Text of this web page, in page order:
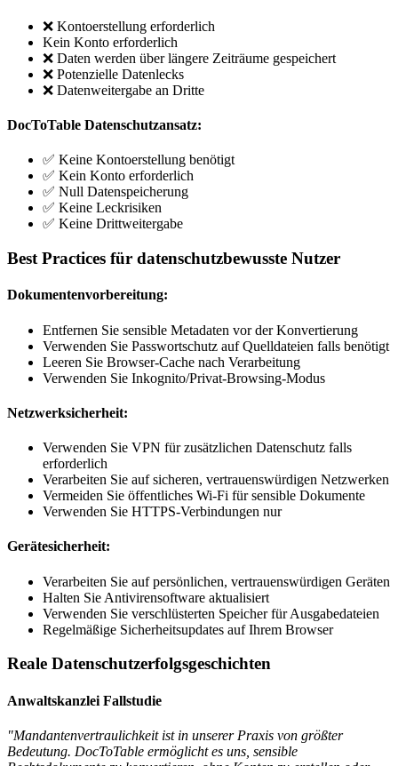
❌ Kontoerstellung erforderlich
Kein Konto erforderlich
❌ Daten werden über längere Zeiträume gespeichert
❌ Potenzielle Datenlecks
❌ Datenweitergabe an Dritte
DocToTable Datenschutzansatz:
✅ Keine Kontoerstellung benötigt
✅ Kein Konto erforderlich
✅ Null Datenspeicherung
✅ Keine Leckrisiken
✅ Keine Drittweitergabe
Best Practices für datenschutzbewusste Nutzer
Dokumentenvorbereitung:
Entfernen Sie sensible Metadaten vor der Konvertierung
Verwenden Sie Passwortschutz auf Quelldateien falls benötigt
Leeren Sie Browser-Cache nach Verarbeitung
Verwenden Sie Inkognito/Privat-Browsing-Modus
Netzwerksicherheit:
Verwenden Sie VPN für zusätzlichen Datenschutz falls
erforderlich
Verarbeiten Sie auf sicheren, vertrauenswürdigen Netzwerken
Vermeiden Sie öffentliches Wi-Fi für sensible Dokumente
Verwenden Sie HTTPS-Verbindungen nur
Gerätesicherheit:
Verarbeiten Sie auf persönlichen, vertrauenswürdigen Geräten
Halten Sie Antivirensoftware aktualisiert
Verwenden Sie verschlüsterten Speicher für Ausgabedateien
Regelmäßige Sicherheitsupdates auf Ihrem Browser
Reale Datenschutzerfolgsgeschichten
Anwaltskanzlei Fallstudie
"Mandantenvertraulichkeit ist in unserer Praxis von größter
Bedeutung. DocToTable ermöglicht es uns, sensible